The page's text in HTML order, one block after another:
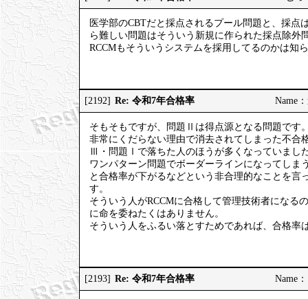
医学部のCBTだと採点されるプール問題と、採
ら難しい問題はそういう新規に作られた採点除外
RCCMもそういうシステムを採用してるのかは知
[2192] Re: 令和7年合格率 Name
そもそもですが、問題Ⅱは得点源となる問題です
非常にくだらない理由で消去されてしまった不
Ⅲ・問題Ⅰで落ちた人のほうが多くなっていまし
ワンパターン問題でボーダーラインになってし
と合格率が下がるなどという非合理的なことを
す。
そういう人がRCCMに合格して管理技術者になる
に命を委ねたくはありません。
そういう人をふるい落とすためであれば、合格率
[2193] Re: 令和7年合格率 Name